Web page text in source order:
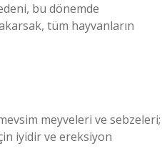
bu dönemde
tüm hayvanların
meyveleri ve sebzeleri;
iyidir ve ereksiyon